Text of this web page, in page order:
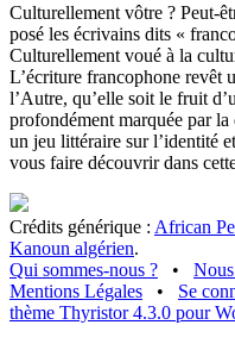
Culturellement vôtre ? Peut-
posé les écrivains dits «
Culturellement voué à la
L’écriture francophone revêt
l’Autre, qu’elle soit le fruit
profondément marquée par
un jeu littéraire sur l’identité
vous faire découvrir dans
Crédits générique : African
Kanoun algérien.
Qui sommes-nous ?
•
Mentions Légales
• Se
thème Thyristor 4.3.0 pour